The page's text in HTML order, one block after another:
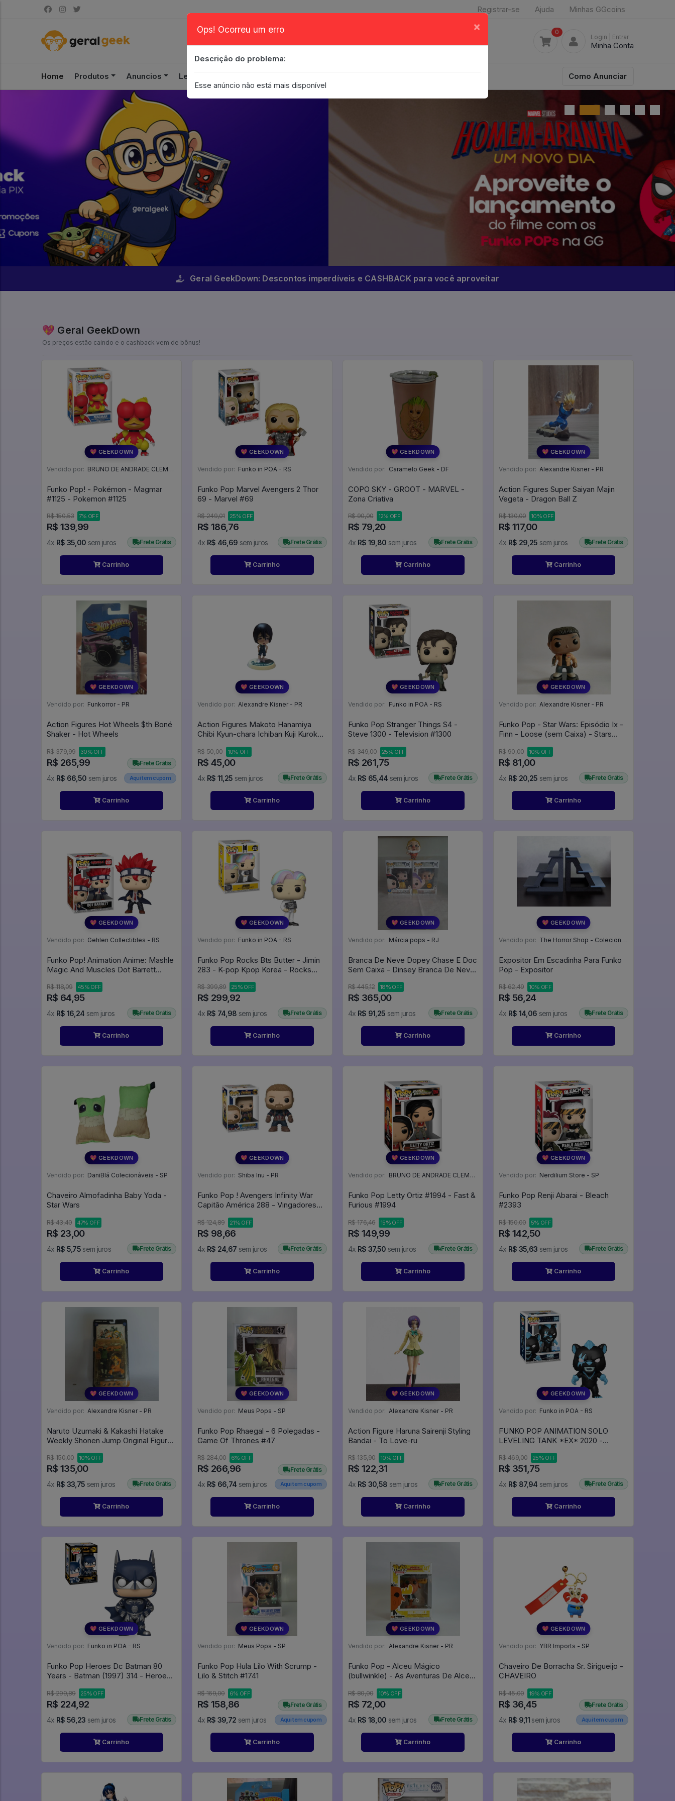
Registrar-se Ajuda Minhas GGcoins
0
Login | Entrar
Minha Conta
Home Produtos Anuncios Leilão Como Anunciar
Geral GeekDown: Descontos imperdíveis e CASHBACK para você aproveitar
💖 Geral GeekDown
Os preços estão caindo e o cashback vem de bônus!
💖 GEEKDOWN
Vendido por: BRUNO DE ANDRADE CLEMENTE - SC
Funko Pop! - Pokémon - Magmar
#1125 - Pokemon #1125
R$ 150,53 7% OFF
R$ 139,99
4x R$ 35,00 sem juros Frete Grátis
Carrinho
💖 GEEKDOWN
Vendido por: Funko in POA - RS
Funko Pop Marvel Avengers 2 Thor
69 - Marvel #69
R$ 249,01 25% OFF
R$ 186,76
4x R$ 46,69 sem juros Frete Grátis
Carrinho
💖 GEEKDOWN
Vendido por: Caramelo Geek - DF
COPO SKY - GROOT - MARVEL -
Zona Criativa
R$ 90,00 12% OFF
R$ 79,20
4x R$ 19,80 sem juros Frete Grátis
Carrinho
💖 GEEKDOWN
Vendido por: Alexandre Kisner - PR
Action Figures Super Saiyan Majin
Vegeta - Dragon Ball Z
R$ 130,00 10% OFF
R$ 117,00
4x R$ 29,25 sem juros Frete Grátis
Carrinho
💖 GEEKDOWN
Vendido por: Funkorror - PR
Action Figures Hot Wheels $th Boné
Shaker - Hot Wheels
R$ 379,99 30% OFF
R$ 265,99
4x R$ 66,50 sem juros
Frete Grátis
Aqui tem cupom
Carrinho
💖 GEEKDOWN
Vendido por: Alexandre Kisner - PR
Action Figures Makoto Hanamiya
Chibi Kyun-chara Ichiban Kuji Kuroko
- Kuroko No Basket
R$ 50,00 10% OFF
R$ 45,00
4x R$ 11,25 sem juros Frete Grátis
Carrinho
💖 GEEKDOWN
Vendido por: Funko in POA - RS
Funko Pop Stranger Things S4 -
Steve 1300 - Television #1300
R$ 349,00 25% OFF
R$ 261,75
4x R$ 65,44 sem juros Frete Grátis
Carrinho
💖 GEEKDOWN
Vendido por: Alexandre Kisner - PR
Funko Pop - Star Wars: Episódio Ix -
Finn - Loose (sem Caixa) - Stars
R$ 90,00 10% OFF
R$ 81,00
4x R$ 20,25 sem juros Frete Grátis
Carrinho
💖 GEEKDOWN
Vendido por: Gehlen Collectibles - RS
Funko Pop! Animation Anime: Mashle
Magic And Muscles Dot Barrett
#2185
R$ 118,09 45% OFF
R$ 64,95
4x R$ 16,24 sem juros Frete Grátis
Carrinho
💖 GEEKDOWN
Vendido por: Funko in POA - RS
Funko Pop Rocks Bts Butter - Jimin
283 - K-pop Kpop Korea - Rocks
R$ 399,89 25% OFF
R$ 299,92
4x R$ 74,98 sem juros Frete Grátis
Carrinho
💖 GEEKDOWN
Vendido por: Márcia pops - RJ
Branca De Neve Dopey Chase E Doc
Sem Caixa - Dinsey Branca De Neve
R$ 445,12 18% OFF
R$ 365,00
4x R$ 91,25 sem juros Frete Grátis
Carrinho
💖 GEEKDOWN
Vendido por: The Horror Shop - Colecionáveis - MG
Expositor Em Escadinha Para Funko
Pop - Expositor
R$ 62,49 10% OFF
R$ 56,24
4x R$ 14,06 sem juros Frete Grátis
Carrinho
💖 GEEKDOWN
Vendido por: DaniBlá Colecionáveis - SP
Chaveiro Almofadinha Baby Yoda -
Star Wars
R$ 43,40 47% OFF
R$ 23,00
4x R$ 5,75 sem juros Frete Grátis
Carrinho
💖 GEEKDOWN
Vendido por: Shiba Inu - PR
Funko Pop ! Avengers Infinity War
Capitão América 288 - Vingadores
R$ 124,89 21% OFF
R$ 98,66
4x R$ 24,67 sem juros Frete Grátis
Carrinho
💖 GEEKDOWN
Vendido por: BRUNO DE ANDRADE CLEMENTE - SC
Funko Pop Letty Ortiz #1994 - Fast &
Furious #1994
R$ 176,46 15% OFF
R$ 149,99
4x R$ 37,50 sem juros Frete Grátis
Carrinho
💖 GEEKDOWN
Vendido por: Nerdilium Store - SP
Funko Pop Renji Abarai - Bleach
#2393
R$ 150,00 5% OFF
R$ 142,50
4x R$ 35,63 sem juros Frete Grátis
Carrinho
💖 GEEKDOWN
Vendido por: Alexandre Kisner - PR
Naruto Uzumaki & Kakashi Hatake
Weekly Shonen Jump Original Figure
R$ 150,00 10% OFF
R$ 135,00
4x R$ 33,75 sem juros Frete Grátis
Carrinho
💖 GEEKDOWN
Vendido por: Meus Pops - SP
Funko Pop Rhaegal - 6 Polegadas -
Game Of Thrones #47
R$ 284,00 6% OFF
R$ 266,96
4x R$ 66,74 sem juros
Frete Grátis
Aqui tem cupom
Carrinho
💖 GEEKDOWN
Vendido por: Alexandre Kisner - PR
Action Figure Haruna Sairenji Styling
Bandai - To Love-ru
R$ 135,90 10% OFF
R$ 122,31
4x R$ 30,58 sem juros Frete Grátis
Carrinho
💖 GEEKDOWN
Vendido por: Funko in POA - RS
FUNKO POP ANIMATION SOLO
LEVELING TANK *EX* 2020 -
R$ 469,00 25% OFF
R$ 351,75
4x R$ 87,94 sem juros Frete Grátis
Carrinho
💖 GEEKDOWN
Vendido por: Funko in POA - RS
Funko Pop Heroes Dc Batman 80
Years - Batman (1997) 314 - Heroes
R$ 299,89 25% OFF
R$ 224,92
4x R$ 56,23 sem juros Frete Grátis
Carrinho
💖 GEEKDOWN
Vendido por: Meus Pops - SP
Funko Pop Hula Lilo With Scrump -
Lilo & Stitch #1741
R$ 169,00 6% OFF
R$ 158,86
4x R$ 39,72 sem juros
Frete Grátis
Aqui tem cupom
Carrinho
💖 GEEKDOWN
Vendido por: Alexandre Kisner - PR
Funko Pop - Alceu Mágico
(bullwinkle) - As Aventuras De Alceu
R$ 80,00 10% OFF
R$ 72,00
4x R$ 18,00 sem juros Frete Grátis
Carrinho
💖 GEEKDOWN
Vendido por: YBR Imports - SP
Chaveiro De Borracha Sr. Sirigueijo -
CHAVEIRO
R$ 45,00 19% OFF
R$ 36,45
4x R$ 9,11 sem juros
Frete Grátis
Aqui tem cupom
Carrinho
Ops! Ocorreu um erro ×
Descrição do problema:
Esse anúncio não está mais disponível